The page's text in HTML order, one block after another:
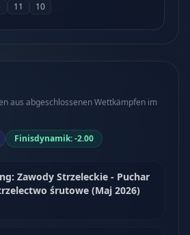
11 10
aus abgeschlossenen Wettkämpfen im
Finisdynamik: -2.00
Zawody Strzeleckie - Puchar
śrutowe (Maj 2026)